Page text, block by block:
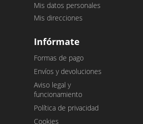
Mis datos personales
Mis direcciones
Infórmate
Formas de pago
Envíos y devoluciones
Aviso legal y
funcionamiento
Política de privacidad
Cookies